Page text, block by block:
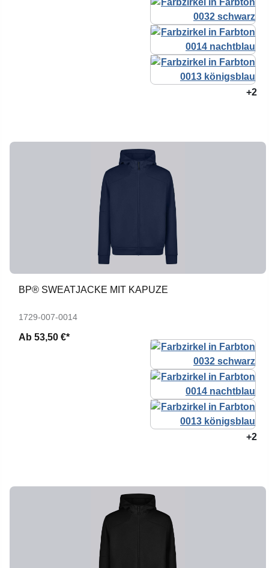
+2
BP® SWEATJACKE MIT KAPUZE
1729-007-0014
Ab 53,50 €*
+2